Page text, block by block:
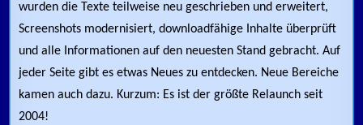
wurden die Texte teilweise neu geschrieben und erweitert,
Screenshots modernisiert, downloadfähige Inhalte überprüft
und alle Informationen auf den neuesten Stand gebracht. Auf
jeder Seite gibt es etwas Neues zu entdecken. Neue Bereiche
kamen auch dazu. Kurzum: Es ist der größte Relaunch seit
2004!